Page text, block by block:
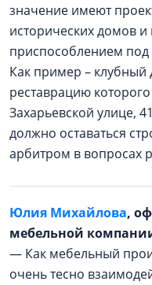
значение имеют
исторических домов
приспособлением
Как пример – клубный
реставрацию
Захарьевской улице,
должно оставаться
арбитром в вопросах
Юлия Михайлова,
мебельной
— Как мебельный
очень тесно